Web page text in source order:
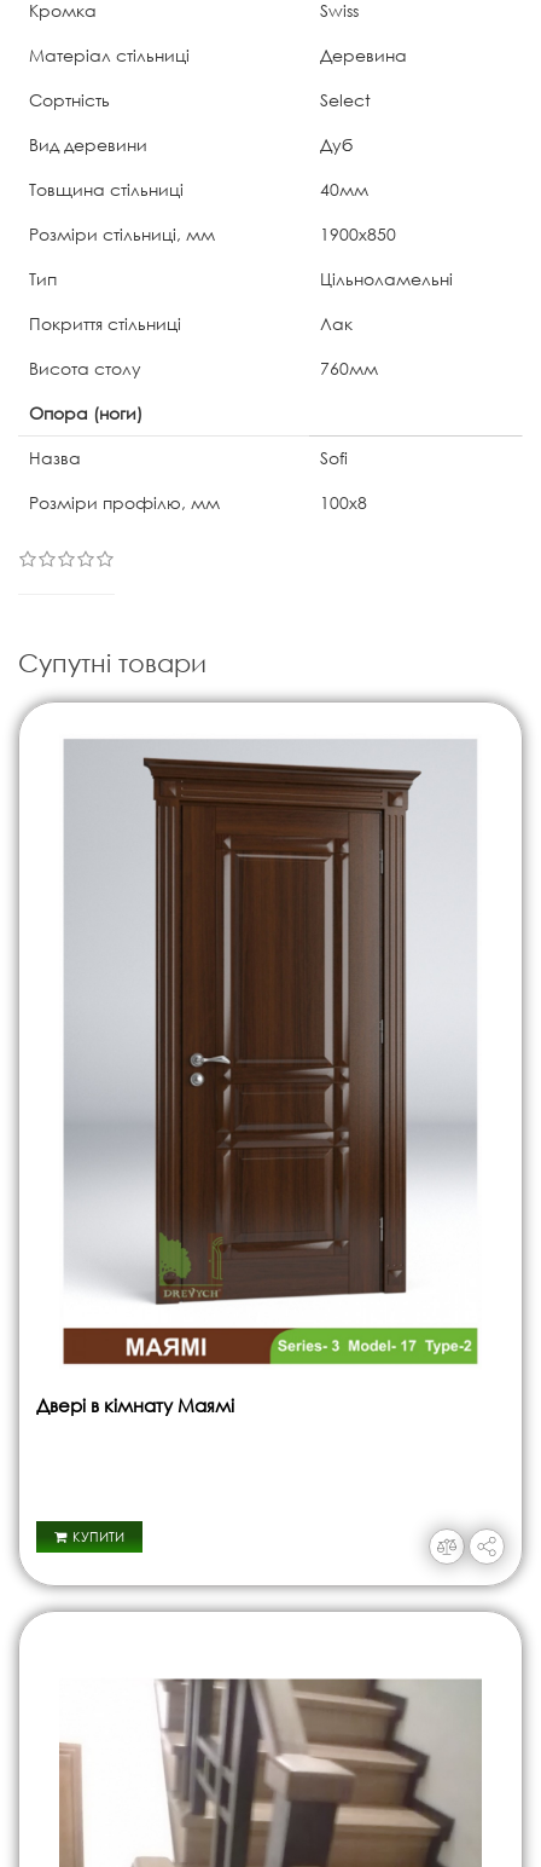
Кромка
Swiss
Матеріал стільниці
Деревина
Сортність
Select
Вид деревини
Дуб
Товщина стільниці
40мм
Розміри стільниці, мм
1900x850
Тип
Цільноламельні
Покриття стільниці
Лак
Висота столу
760мм
Опора (ноги)
Назва
Sofi
Розміри профілю, мм
100x8
Супутні товари
Двері в кімнату Маямі
КУПИТИ